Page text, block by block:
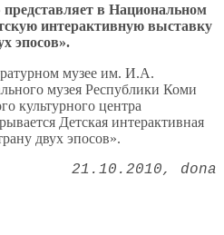
в Национальном
интерактивную выставку
эпосов».
музее им. И.А.
музея Республики Коми
культурного центра
Детская интерактивная
двух эпосов».
21.10.2010 dona